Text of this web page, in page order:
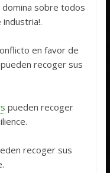
domina sobre todos
en favor de
recoger sus
pueden recoger
recoger sus